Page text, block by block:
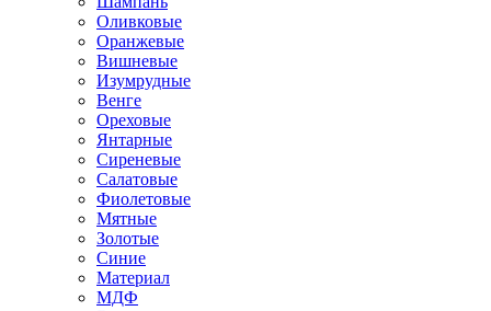
Оливковые
Оранжевые
Вишневые
Изумрудные
Венге
Ореховые
Янтарные
Сиреневые
Салатовые
Фиолетовые
Мятные
Золотые
Синие
Материал
МДФ